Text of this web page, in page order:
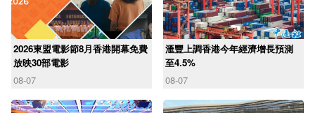
2026東盟電影節8月香港開幕免費
放映30部電影
08-07
滙豐上調香港今年經濟增長預測
至4.5%
08-07